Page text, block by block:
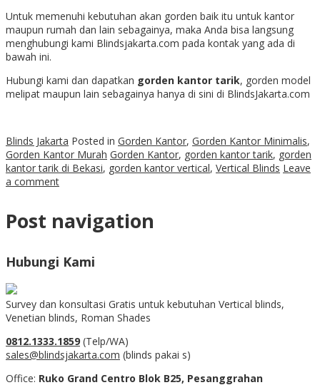
Untuk memenuhi kebutuhan akan gorden baik itu untuk kantor
maupun rumah dan lain sebagainya, maka Anda bisa langsung
menghubungi kami Blindsjakarta.com pada kontak yang ada di
bawah ini.
Hubungi kami dan dapatkan gorden kantor tarik, gorden model
melipat maupun lain sebagainya hanya di sini di BlindsJakarta.com
Blinds Jakarta Posted in Gorden Kantor, Gorden Kantor Minimalis,
Gorden Kantor Murah Gorden Kantor, gorden kantor tarik, gorden
kantor tarik di Bekasi, gorden kantor vertical, Vertical Blinds Leave
a comment
Post navigation
Hubungi Kami
Survey dan konsultasi Gratis untuk kebutuhan Vertical blinds,
Venetian blinds, Roman Shades
0812.1333.1859 (Telp/WA)
sales@blindsjakarta.com (blinds pakai s)
Office: Ruko Grand Centro Blok B25, Pesanggrahan